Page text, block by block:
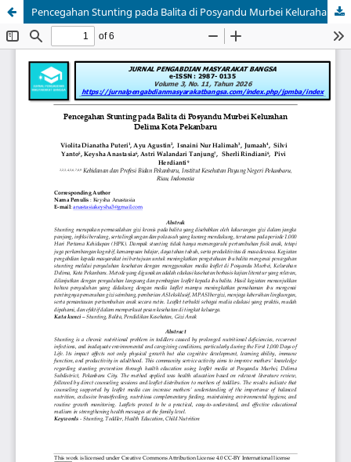
Pencegahan Stunting pada Balita di Posyandu Murbei Kelurahan Delima Kota Pekanbaru